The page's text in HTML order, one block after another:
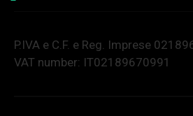
P.IVA e C.F. e Reg. Imprese
VAT number: IT02189670991